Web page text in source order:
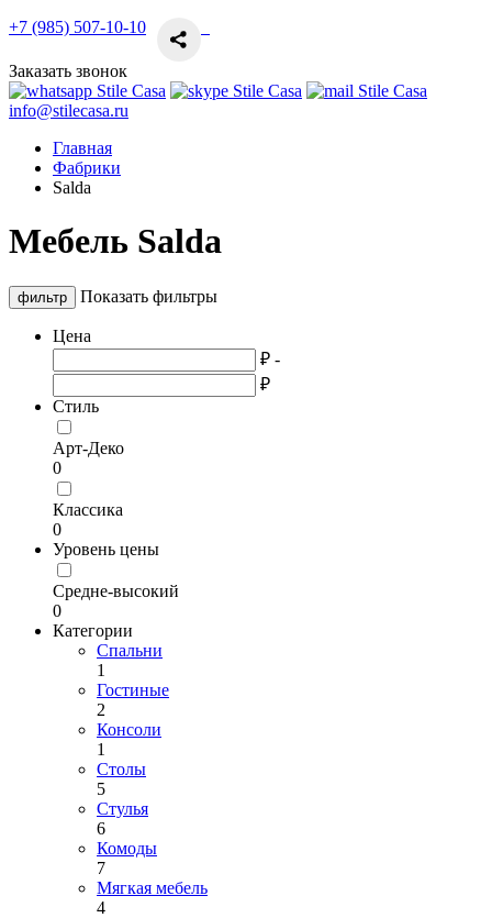
+7 (985) 507-10-10
Заказать звонок
info@stilecasa.ru
Главная
Фабрики
Salda
Мебель Salda
фильтр Показать фильтры
Цена
₽ -
₽
Стиль
Арт-Деко
0
Классика
0
Уровень цены
Средне-высокий
0
Категории
Спальни
1
Гостиные
2
Консоли
1
Столы
5
Стулья
6
Комоды
7
Мягкая мебель
4